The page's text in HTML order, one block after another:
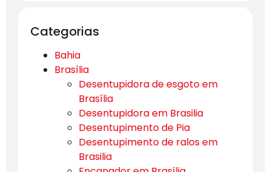
Categorias
Bahia
Brasília
Desentupidora de esgoto em
Brasília
Desentupidora em Brasilia
Desentupimento de Pia
Desentupimento de ralos em
Brasilia